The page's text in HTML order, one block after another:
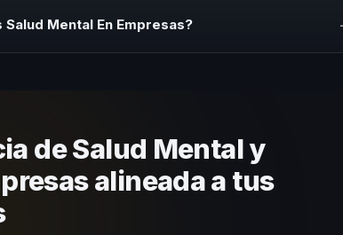
Mental En Empresas?
de Salud Mental y
alineada a tus